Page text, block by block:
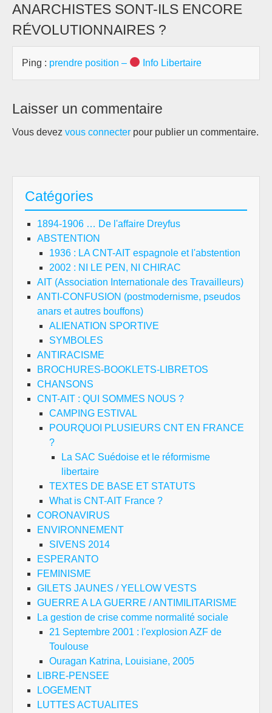
ANARCHISTES SONT-ILS ENCORE
RÉVOLUTIONNAIRES ?
Ping : prendre position – Info Libertaire
Laisser un commentaire
Vous devez vous connecter pour publier un commentaire.
Catégories
1894-1906 … De l'affaire Dreyfus
ABSTENTION
1936 : LA CNT-AIT espagnole et l'abstention
2002 : NI LE PEN, NI CHIRAC
AIT (Association Internationale des Travailleurs)
ANTI-CONFUSION (postmodernisme, pseudos
anars et autres bouffons)
ALIENATION SPORTIVE
SYMBOLES
ANTIRACISME
BROCHURES-BOOKLETS-LIBRETOS
CHANSONS
CNT-AIT : QUI SOMMES NOUS ?
CAMPING ESTIVAL
POURQUOI PLUSIEURS CNT EN FRANCE
?
La SAC Suédoise et le réformisme
libertaire
TEXTES DE BASE ET STATUTS
What is CNT-AIT France ?
CORONAVIRUS
ENVIRONNEMENT
SIVENS 2014
ESPERANTO
FEMINISME
GILETS JAUNES / YELLOW VESTS
GUERRE A LA GUERRE / ANTIMILITARISME
La gestion de crise comme normalité sociale
21 Septembre 2001 : l'explosion AZF de
Toulouse
Ouragan Katrina, Louisiane, 2005
LIBRE-PENSEE
LOGEMENT
LUTTES ACTUALITES